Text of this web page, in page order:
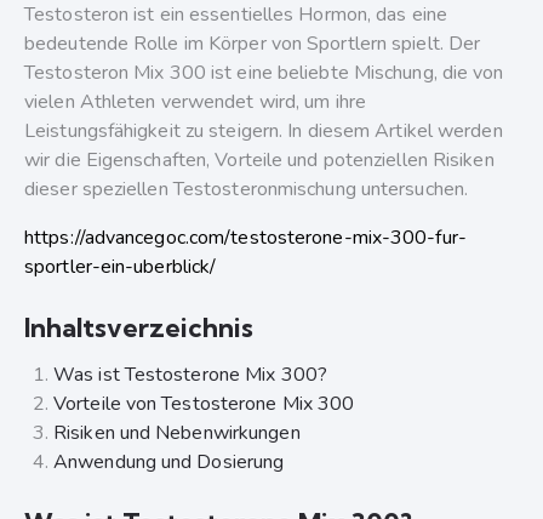
Testosteron ist ein essentielles Hormon, das eine
bedeutende Rolle im Körper von Sportlern spielt. Der
Testosteron Mix 300 ist eine beliebte Mischung, die von
vielen Athleten verwendet wird, um ihre
Leistungsfähigkeit zu steigern. In diesem Artikel werden
wir die Eigenschaften, Vorteile und potenziellen Risiken
dieser speziellen Testosteronmischung untersuchen.
https://advancegoc.com/testosterone-mix-300-fur-
sportler-ein-uberblick/
Inhaltsverzeichnis
Was ist Testosterone Mix 300?
Vorteile von Testosterone Mix 300
Risiken und Nebenwirkungen
Anwendung und Dosierung